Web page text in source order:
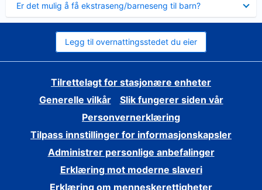
Er det mulig å få ekstraseng/barneseng til barn?
mindre
Legg til overnattingsstedet du eier
Tilrettelagt for stasjonære enheter
Generelle vilkår
Slik fungerer siden vår
Personvernerklæring
Tilpass innstillinger for informasjonskapsler
Administrer personlige anbefalinger
Erklæring mot moderne slaveri
Erklæring om menneskerettigheter